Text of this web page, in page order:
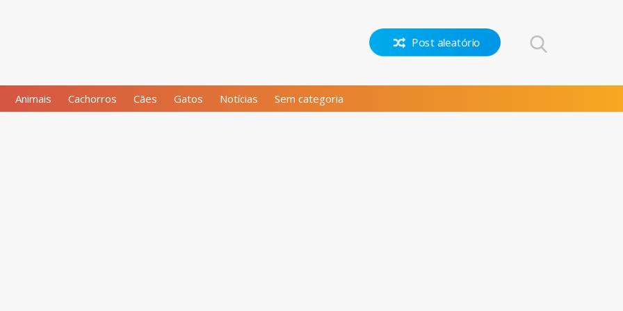
Post aleatório
Animais Cachorros Cães Gatos Notícias Sem categoria